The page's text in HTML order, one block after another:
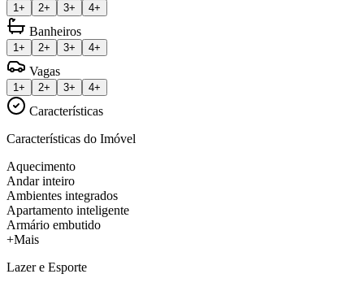
1+ 2+ 3+ 4+
Banheiros
1+ 2+ 3+ 4+
Vagas
1+ 2+ 3+ 4+
Características
Características do Imóvel
Aquecimento
Andar inteiro
Ambientes integrados
Apartamento inteligente
Armário embutido
+Mais
Lazer e Esporte